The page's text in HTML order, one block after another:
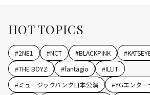
HOT TOPICS
#2NE1 #NCT #BLACKPINK #
#THE BOYZ #fantagio #ILLIT
#ミュージックバンク日本公演 #YGエンター